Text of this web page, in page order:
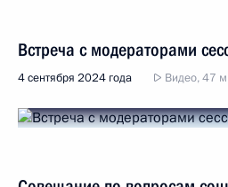
Встреча с модераторами
4 сентября 2024 года Видео, 47